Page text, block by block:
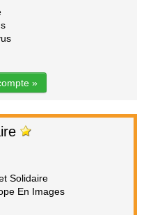
»
Solidaire
En Images